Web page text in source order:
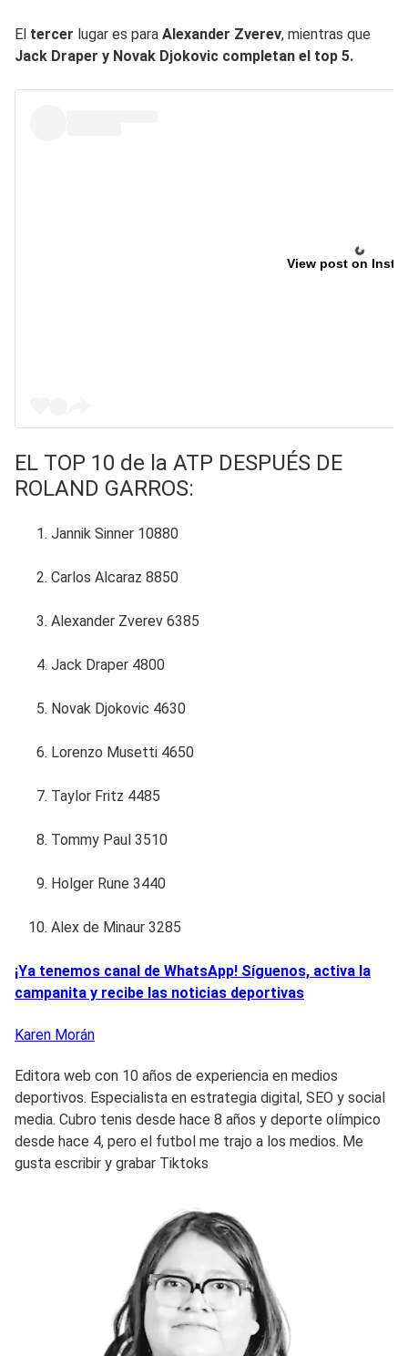
El tercer lugar es para Alexander Zverev, mientras que
Jack Draper y Novak Djokovic completan el top 5.
View post on
EL TOP 10 de la ATP DESPUÉS DE
ROLAND GARROS:
Jannik Sinner 10880
Carlos Alcaraz 8850
Alexander Zverev 6385
Jack Draper 4800
Novak Djokovic 4630
Lorenzo Musetti 4650
Taylor Fritz 4485
Tommy Paul 3510
Holger Rune 3440
Alex de Minaur 3285
¡Ya tenemos canal de WhatsApp! Síguenos, activa la
campanita y recibe las noticias deportivas
Karen Morán
Editora web con 10 años de experiencia en medios
deportivos. Especialista en estrategia digital, SEO y social
media. Cubro tenis desde hace 8 años y deporte olímpico
desde hace 4, pero el futbol me trajo a los medios. Me
gusta escribir y grabar Tiktoks